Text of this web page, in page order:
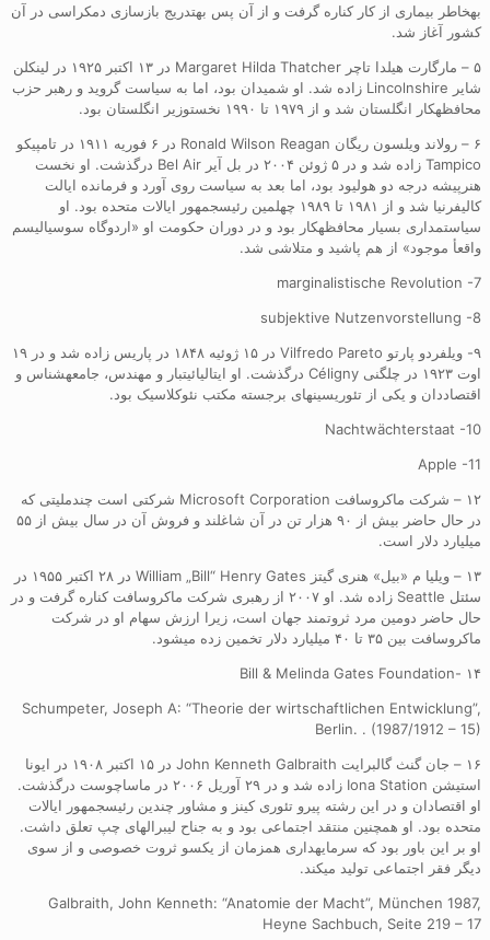
بهخاطر بیماری از کار کناره گرفت و از آن پس بهتدریج بازسازی دمکراسی در آن
کشور آغاز شد.
۵ – مارگارت هیلدا تاچر Margaret Hilda Thatcher در ۱۳ اکتبر ۱۹۲۵ در لینکلن
شایر Lincolnshire زاده شد. او شمیدان بود، اما به سیاست گروید و رهبر حزب
محافظهکار انگلستان شد و از ۱۹۷۹ تا ۱۹۹۰ نخستوزیر انگلستان بود.
۶ – رولاند ویلسون ریگان Ronald Wilson Reagan در ۶ فوریه ۱۹۱۱ در تامپیکو
Tampico زاده شد و در ۵ ژوئن ۲۰۰۴ در بل آیر Bel Air درگذشت. او نخست
هنرپیشه درجه دو هولیود بود، اما بعد به سیاست روی آورد و فرمانده ایالت
کالیفرنیا شد و از ۱۹۸۱ تا ۱۹۸۹ چهلمین رئیسجمهور ایالات متحده بود. او
سیاستمداری بسیار محافظهکار بود و در دوران حکومت او «اردوگاه سوسیالیسم
واقعأ موجود» از هم پاشید و متلاشی شد.
marginalistische Revolution -7
subjektive Nutzenvorstellung -8
۹- ویلفردو پارتو Vilfredo Pareto در ۱۵ ژوئیه ۱۸۴۸ در پاریس زاده شد و در ۱۹
اوت ۱۹۲۳ در چلگنی Céligny درگذشت. او ایتالیائیتبار و مهندس، جامعهشناس و
اقتصاددان و یکی از تئوریسینهای برجسته مکتب نئوکلاسیک بود.
Nachtwächterstaat -10
Apple -11
۱۲ – شرکت ماکروسافت Microsoft Corporation شرکتی است چندملیتی که
در حال حاضر بیش از ۹۰ هزار تن در آن شاغلند و فروش آن در سال بیش از ۵۵
میلیارد دلار است.
۱۳ – ویلیا م «بیل» هنری گیتز William „Bill“ Henry Gates در ۲۸ اکتبر ۱۹۵۵ در
سئتل Seattle زاده شد. او ۲۰۰۷ از رهبری شرکت ماکروسافت کناره گرفت و در
حال حاضر دومین مرد ثروتمند جهان است، زیرا ارزش سهام او در شرکت
ماکروسافت بین ۳۵ تا ۴۰ میلیارد دلار تخمین زده میشود.
۱۴ -Bill & Melinda Gates Foundation
Schumpeter, Joseph A: “Theorie der wirtschaftlichen Entwicklung”,
Berlin. . (1987/1912 – 15)
۱۶ – جان گنث گالبرایت John Kenneth Galbraith در ۱۵ اکتبر ۱۹۰۸ در ایونا
استیشن Iona Station زاده شد و در ۲۹ آوریل ۲۰۰۶ در ماساچوست درگذشت.
او اقتصادان و در این رشته پیرو تئوری کینز و مشاور چندین رئیسجمهور ایالات
متحده بود. او همچنین منتقد اجتماعی بود و به جناح لیبرالهای چپ تعلق داشت.
او بر این باور بود که سرمایهداری همزمان از یکسو ثروت خصوصی و از سوی
دیگر فقر اجتماعی تولید میکند.
Galbraith, John Kenneth: “Anatomie der Macht”, München 1987,
Heyne Sachbuch, Seite 219 – 17